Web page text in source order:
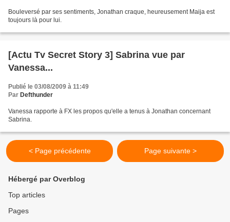
Bouleversé par ses sentiments, Jonathan craque, heureusement Maija est
toujours là pour lui.
[Actu Tv Secret Story 3] Sabrina vue par
Vanessa...
Publié le 03/08/2009 à 11:49
Par Defthunder
Vanessa rapporte à FX les propos qu'elle a tenus à Jonathan concernant
Sabrina.
< Page précédente Page suivante >
Hébergé par Overblog
Top articles
Pages